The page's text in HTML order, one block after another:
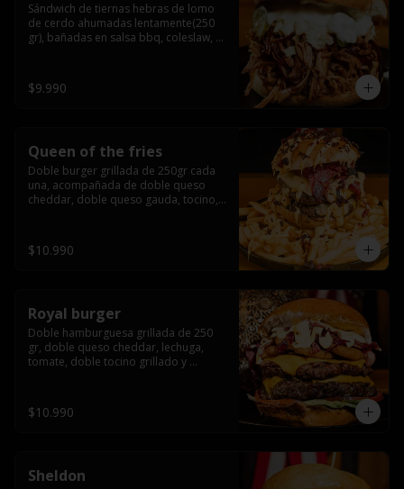
Sándwich de tiernas hebras de lomo
de cerdo ahumadas lentamente(250
gr), bañadas en salsa bbq, coleslaw,
$9.990
Queen of the fries
Doble burger grillada de 250gr cada
una, acompañada de doble queso
cheddar, doble queso gauda, tocino,
$10.990
Royal burger
Doble hamburguesa grillada de 250
gr, doble queso cheddar, lechuga,
tomate, doble tocino grillado y
salsa de queso cheddar.
$10.990
Sheldon